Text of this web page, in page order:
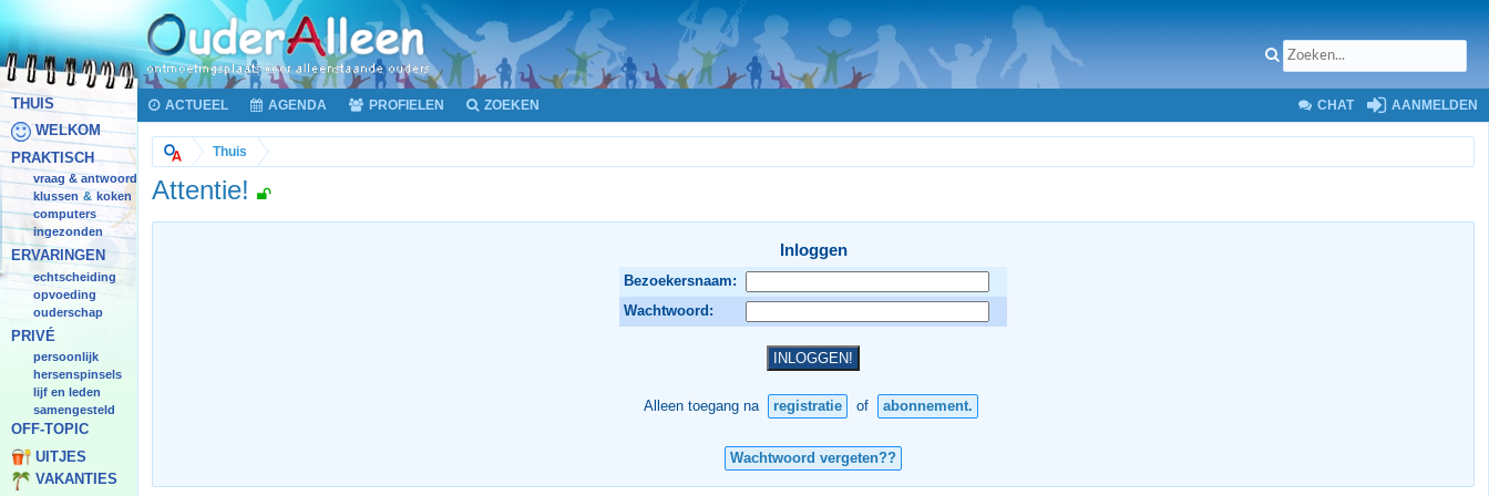
THUIS
WELKOM
PRAKTISCH
vraag & antwoord
klussen & koken
computers
ingezonden
ERVARINGEN
echtscheiding
opvoeding
ouderschap
PRIVÉ
persoonlijk
hersenspinsels
lijf en leden
samengesteld
OFF-TOPIC
UITJES
VAKANTIES
ACTUEEL AGENDA PROFIELEN ZOEKEN CHAT AANMELDEN
Thuis
Attentie!
Inloggen
Bezoekersnaam:
Wachtwoord:
Alleen toegang na registratie of abonnement.
Wachtwoord vergeten??